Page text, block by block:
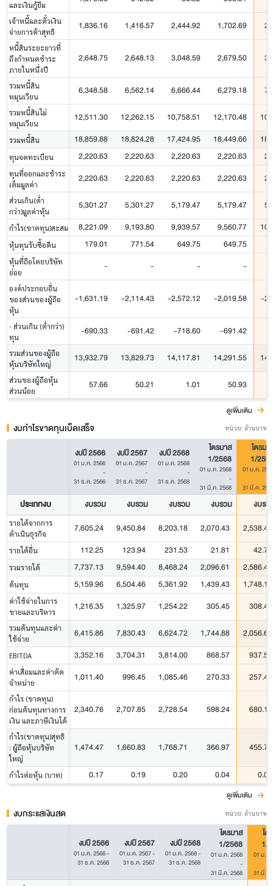
และเงินกู้ยืม
เจ้าหนี้และตั๋วเงิน
จ่ายการค้าสุทธิ
1,836.16 1,416.57 2,444.92 1,702.69
หนี้สินระยะยาวที่
ถึงกำหนดชำระ
ภายในหนึ่งปี
2,648.75 2,648.13 3,048.59 2,679.50
รวมหนี้สิน
หมุนเวียน
6,348.58 6,562.14 6,666.44 6,279.18
รวมหนี้สินไม่
หมุนเวียน
12,511.30 12,262.15 10,758.51 12,170.48
รวมหนี้สิน 18,859.88 18,824.28 17,424.95 18,449.66
ทุนจดทะเบียน 2,220.63 2,220.63 2,220.63 2,220.63
ทุนที่ออกและชำระ
เต็มมูลค่า
2,220.63 2,220.63 2,220.63 2,220.63
ส่วนเกิน(ต่ำ
กว่า)มูลค่าหุ้น
5,301.27 5,301.27 5,179.47 5,179.47
กำไร(ขาดทุน)สะสม 8,221.09 9,193.80 9,939.57 9,560.77
หุ้นทุนรับซื้อคืน 179.01 771.54 649.75 649.75
หุ้นที่ถือโดยบริษัท
ย่อย
- - - -
องค์ประกอบอื่น
ของส่วนของผู้ถือ
หุ้น
-1,631.19 -2,114.43 -2,572.12 -2,019.58 -
- ส่วนเกิน (ต่ำกว่า)
ทุน
-690.33 -691.42 -718.60 -691.42
รวมส่วนของผู้ถือ
หุ้นบริษัทใหญ่
13,932.79 13,829.73 14,117.81 14,291.55
ส่วนของผู้ถือหุ้น
ส่วนน้อย
57.66 50.21 1.01 50.93
ดูเพิ่มเติม
งบกำไรขาดทุนเบ็ดเสร็จ หน่วย: ล้านบาท
งบปี 2566
01 ม.ค. 2566
-
31 ธ.ค. 2566
งบปี 2567
01 ม.ค. 2567
-
31 ธ.ค. 2567
งบปี 2568
01 ม.ค. 2568
-
31 ธ.ค. 2568
ไตรมาส
1/2568
01 ม.ค. 2568
-
31 มี.ค. 2568
ไตรมา
1/
01 ม.ค.
31 มี.ค.
ประเภทงบ งบรวม งบรวม งบรวม งบรวม งบรว
รายได้จากการ
ดำเนินธุรกิจ
7,605.24 9,450.84 8,203.18 2,070.43 2,538.45
รายได้อื่น 112.25 123.94 231.53 21.81 42.75
รวมรายได้ 7,737.13 9,594.40 8,468.24 2,096.61 2,586.49
ต้นทุน 5,159.96 6,504.46 5,361.92 1,439.43 1,748.12
ค่าใช้จ่ายในการ
ขายและบริหาร
1,216.35 1,325.97 1,254.22 305.45 308.49
รวมต้นทุนและค่า
ใช้จ่าย
6,415.86 7,830.43 6,624.72 1,744.88 2,056.61
EBITDA 3,352.16 3,704.31 3,814.00 868.57 937.59
ค่าเสื่อมและค่าตัด
จำหน่าย
1,011.40 996.45 1,085.46 270.33 257.46
กำไร (ขาดทุน)
ก่อนต้นทุนทางการ
เงิน และภาษีเงินได้
2,340.76 2,707.85 2,728.54 598.24 680.13
กำไร(ขาดทุน)สุทธิ
: ผู้ถือหุ้นบริษัท
ใหญ่
1,474.47 1,660.83 1,768.71 366.97 455.76
กำไรต่อหุ้น (บาท) 0.17 0.19 0.20 0.04 0.05
ดูเพิ่มเติม
งบกระแสเงินสด หน่วย: ล้านบาท
งบปี 2566
01 ม.ค. 2566-
31 ธ.ค. 2566
งบปี 2567
01 ม.ค. 2567-
31 ธ.ค. 2567
งบปี 2568
01 ม.ค. 2568-
31 ธ.ค. 2568
ไตรมาส
1/2568
01 ม.ค. 2568
-
31 มี.ค. 2568
ไต
1/
01 ม.ค.
31 มี.ค.